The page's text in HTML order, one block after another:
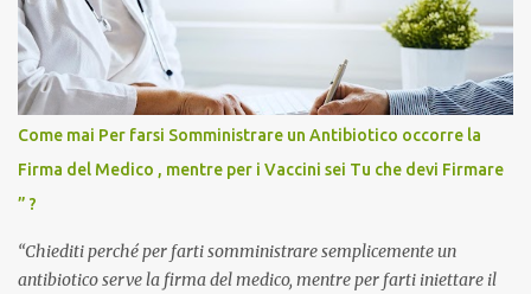
Come mai Per farsi Somministrare un Antibiotico occorre la
Firma del Medico , mentre per i Vaccini sei Tu che devi Firmare
” ?
“Chiediti perché per farti somministrare semplicemente un
antibiotico serve la firma del medico, mentre per farti iniettare il